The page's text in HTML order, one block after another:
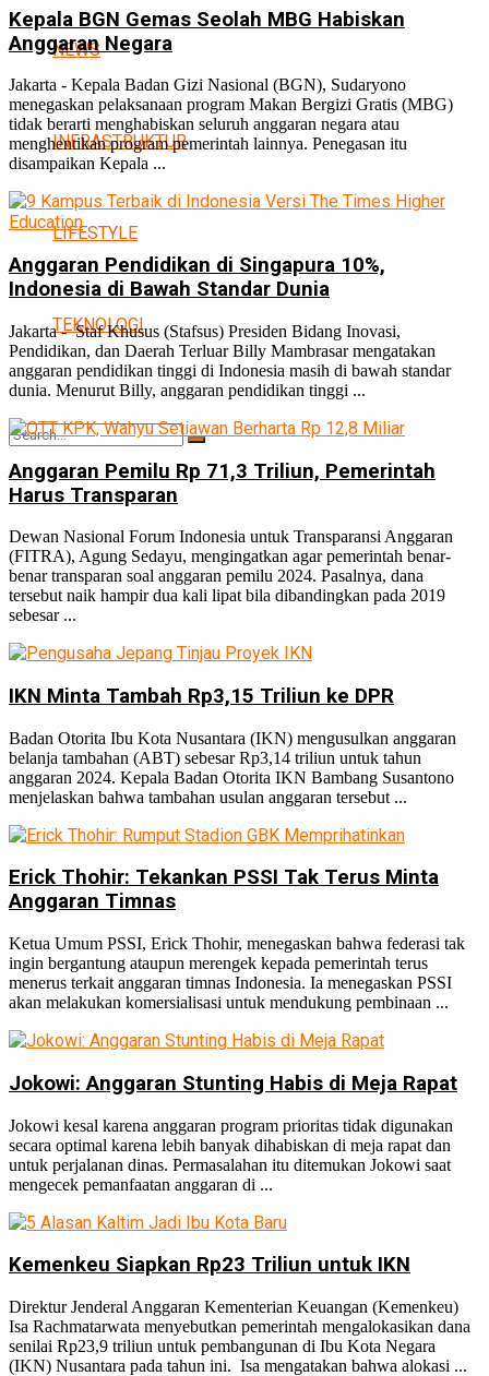
NEWS
INFRASTRUKTUR
LIFESTYLE
TEKNOLOGI
View All Result
Kepala BGN Gemas Seolah MBG Habiskan
Anggaran Negara
Jakarta - Kepala Badan Gizi Nasional (BGN), Sudaryono
menegaskan pelaksanaan program Makan Bergizi Gratis (MBG)
tidak berarti menghabiskan seluruh anggaran negara atau
menghentikan program pemerintah lainnya. Penegasan itu
disampaikan Kepala ...
Anggaran Pendidikan di Singapura 10%,
Indonesia di Bawah Standar Dunia
Jakarta - Staf Khusus (Stafsus) Presiden Bidang Inovasi,
Pendidikan, dan Daerah Terluar Billy Mambrasar mengatakan
anggaran pendidikan tinggi di Indonesia masih di bawah standar
dunia. Menurut Billy, anggaran pendidikan tinggi ...
Anggaran Pemilu Rp 71,3 Triliun, Pemerintah
Harus Transparan
Dewan Nasional Forum Indonesia untuk Transparansi Anggaran
(FITRA), Agung Sedayu, mengingatkan agar pemerintah benar-
benar transparan soal anggaran pemilu 2024. Pasalnya, dana
tersebut naik hampir dua kali lipat bila dibandingkan pada 2019
sebesar ...
IKN Minta Tambah Rp3,15 Triliun ke DPR
Badan Otorita Ibu Kota Nusantara (IKN) mengusulkan anggaran
belanja tambahan (ABT) sebesar Rp3,14 triliun untuk tahun
anggaran 2024. Kepala Badan Otorita IKN Bambang Susantono
menjelaskan bahwa tambahan usulan anggaran tersebut ...
Erick Thohir: Tekankan PSSI Tak Terus Minta
Anggaran Timnas
Ketua Umum PSSI, Erick Thohir, menegaskan bahwa federasi tak
ingin bergantung ataupun merengek kepada pemerintah terus
menerus terkait anggaran timnas Indonesia. Ia menegaskan PSSI
akan melakukan komersialisasi untuk mendukung pembinaan ...
Jokowi: Anggaran Stunting Habis di Meja Rapat
Jokowi kesal karena anggaran program prioritas tidak digunakan
secara optimal karena lebih banyak dihabiskan di meja rapat dan
untuk perjalanan dinas. Permasalahan itu ditemukan Jokowi saat
mengecek pemanfaatan anggaran di ...
Kemenkeu Siapkan Rp23 Triliun untuk IKN
Direktur Jenderal Anggaran Kementerian Keuangan (Kemenkeu)
Isa Rachmatarwata menyebutkan pemerintah mengalokasikan dana
senilai Rp23,9 triliun untuk pembangunan di Ibu Kota Negara
(IKN) Nusantara pada tahun ini. Isa mengatakan bahwa alokasi ...